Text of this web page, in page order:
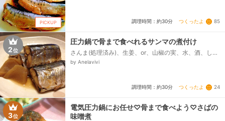
PICKUP 調理時間：約30分 つくったよ 85
2位
圧力鍋で骨まで食べれるサンマの煮付け
さんま(処理済み)、生姜、or、山椒の実、水、酒、しょ
うゆ、砂糖
by Anelavivi
調理時間：約30分 つくったよ 24
3位
電気圧力鍋にお任せ♡骨まで食べよう♡さばの
味噌煮